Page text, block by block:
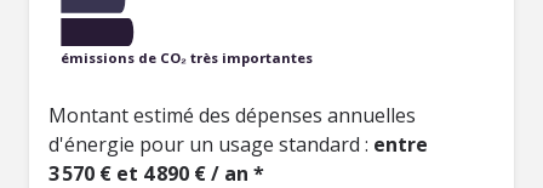
émissions de CO₂ très importantes
Montant estimé des dépenses annuelles
d'énergie pour un usage standard : entre
3 570 € et 4 890 € / an *